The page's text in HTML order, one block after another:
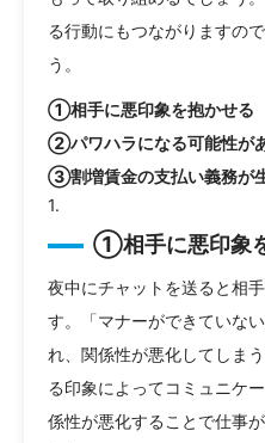
る行動にもつながりますの
う。
①相手に悪印象を抱かせる
②パワハラになる可能性が
③割増賃金の支払い義務が
①相手に悪印象
夜中にチャットを送ると相
す。「マナーができていな
れ、関係性が悪化してしま
る印象によってコミュニケ
係性が悪化することで仕事